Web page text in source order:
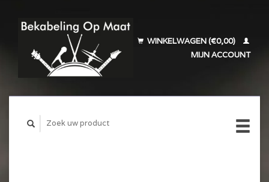
WINKELWAGEN (€0,00)
MIJN ACCOUNT